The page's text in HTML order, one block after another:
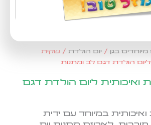
בגן/ יום הולדת/ שקית
הולדת דגם לב ומתנות
ליום הולדת דגם
במיוחד עם ידית